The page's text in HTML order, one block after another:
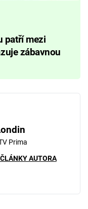
patří mezi
zábavnou
Prima
AUTORA